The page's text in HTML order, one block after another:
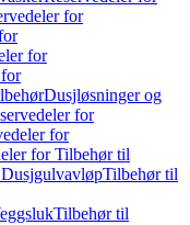
for
for
Dusjløsninger og
for
for
for Tilbehør til
Tilbehør til
Tilbehør til